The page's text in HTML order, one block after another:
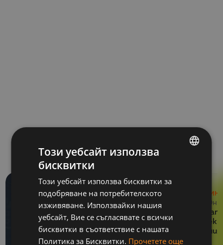
29
ENGLISH
Този уебсайт използва
бисквитки
Този уебсайт използва бисквитки за
подобряване на потребителското
изживяване. Използвайки нашия
уебсайт, Вие се съгласявате с всички
бисквитки в съответствие с нашата
Политика за Бисквитки. Прочетете още